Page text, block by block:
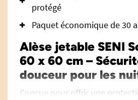
protégé
Paquet économique de 30
Alèse jetable SENI
60 x 60 cm –
douceur pour les
Conçue pour offrir une